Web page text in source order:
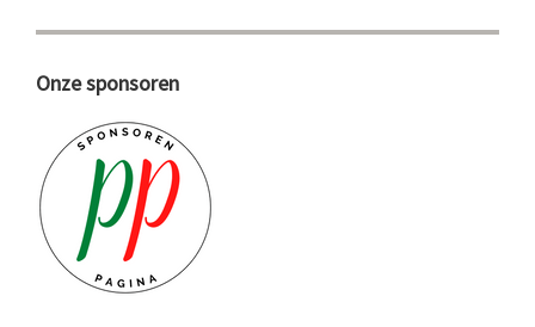
Onze sponsoren